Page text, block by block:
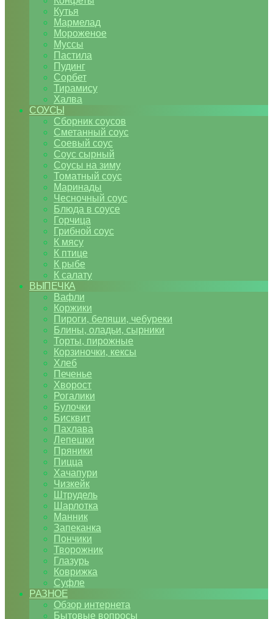
Кутья
Мармелад
Мороженое
Муссы
Пастила
Пудинг
Сорбет
Тирамису
Халва
СОУСЫ
Сборник соусов
Сметанный соус
Соевый соус
Соус сырный
Соусы на зиму
Томатный соус
Маринады
Чесночный соус
Блюда в соусе
Горчица
Грибной соус
К мясу
К птице
К рыбе
К салату
ВЫПЕЧКА
Вафли
Коржики
Пироги, беляши, чебуреки
Блины, оладьи, сырники
Торты, пирожные
Корзиночки, кексы
Хлеб
Печенье
Хворост
Рогалики
Булочки
Бисквит
Пахлава
Лепешки
Пряники
Пицца
Хачапури
Чизкейк
Штрудель
Шарлотка
Манник
Запеканка
Пончики
Творожник
Глазурь
Коврижка
Суфле
РАЗНОЕ
Обзор интернета
Бытовые вопросы